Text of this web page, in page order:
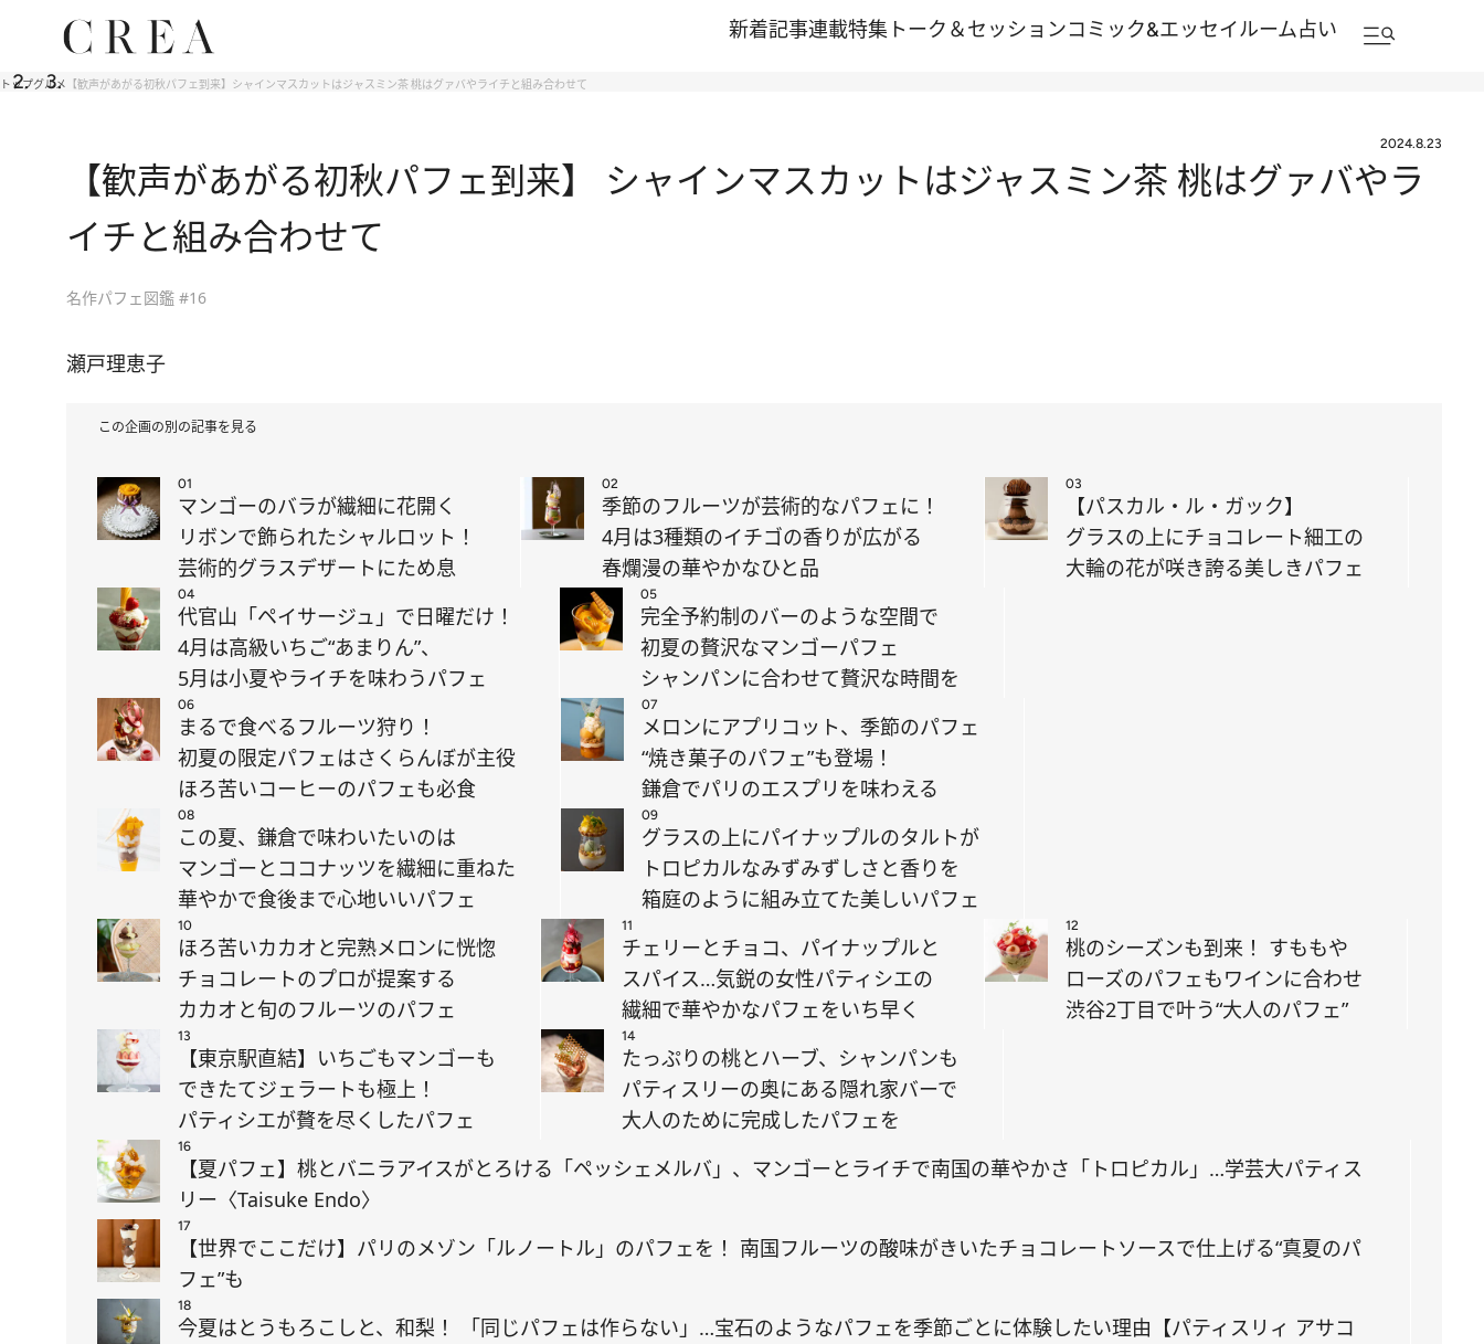
新着記事連載特集 トーク＆セッションコミック&エッセイルーム占い
トップグルメ 【歓声があがる初秋パフェ到来】シャインマスカットはジャスミン茶 桃はグァバやライチと組み合わせて
2024.8.23
【歓声があがる初秋パフェ到来】 シャインマスカットはジャスミン茶 桃はグァバやラ
イチと組み合わせて
名作パフェ図鑑 #16
瀬戸理恵子
この企画の別の記事を見る
01
マンゴーのバラが繊細に花開く
リボンで飾られたシャルロット！
芸術的グラスデザートにため息
02
季節のフルーツが芸術的なパフェに！
4月は3種類のイチゴの香りが広がる
春爛漫の華やかなひと品
03
【パスカル・ル・ガック】
グラスの上にチョコレート細工の
大輪の花が咲き誇る美しきパフェ
04
代官山「ペイサージュ」で日曜だけ！
4月は高級いちご“あまりん”、
5月は小夏やライチを味わうパフェ
05
完全予約制のバーのような空間で
初夏の贅沢なマンゴーパフェ
シャンパンに合わせて贅沢な時間を
06
まるで食べるフルーツ狩り！
初夏の限定パフェはさくらんぼが主役
ほろ苦いコーヒーのパフェも必食
07
メロンにアプリコット、季節のパフェ
“焼き菓子のパフェ”も登場！
鎌倉でパリのエスプリを味わえる
08
この夏、鎌倉で味わいたいのは
マンゴーとココナッツを繊細に重ねた
華やかで食後まで心地いいパフェ
09
グラスの上にパイナップルのタルトが
トロピカルなみずみずしさと香りを
箱庭のように組み立てた美しいパフェ
10
ほろ苦いカカオと完熟メロンに恍惚
チョコレートのプロが提案する
カカオと旬のフルーツのパフェ
11
チェリーとチョコ、パイナップルと
スパイス…気鋭の女性パティシエの
繊細で華やかなパフェをいち早く
12
桃のシーズンも到来！ すももや
ローズのパフェもワインに合わせ
渋谷2丁目で叶う“大人のパフェ”
13
【東京駅直結】いちごもマンゴーも
できたてジェラートも極上！
パティシエが贅を尽くしたパフェ
14
たっぷりの桃とハーブ、シャンパンも
パティスリーの奥にある隠れ家バーで
大人のために完成したパフェを
16
【夏パフェ】桃とバニラアイスがとろける「ペッシェメルバ」、マンゴーとライチで南国の華やかさ「トロピカル」…学芸大パティス
リー〈Taisuke Endo〉
17
【世界でここだけ】パリのメゾン「ルノートル」のパフェを！ 南国フルーツの酸味がきいたチョコレートソースで仕上げる“真夏のパ
フェ”も
18
今夏はとうもろこしと、和梨！ 「同じパフェは作らない」…宝石のようなパフェを季節ごとに体験したい理由【パティスリィ アサコ